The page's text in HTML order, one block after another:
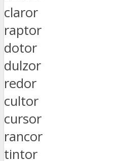
claror
raptor
dotor
dulzor
redor
cultor
cursor
rancor
tintor